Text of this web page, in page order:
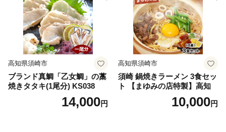
高知県須崎市
ブランド真鯛「乙女鯛」の藁
焼きタタキ(1尾分) KS038
14,000円
高知県須崎市
須崎 鍋焼きラーメン 3食セッ
ト 【まゆみの店特製】高知
10,000円